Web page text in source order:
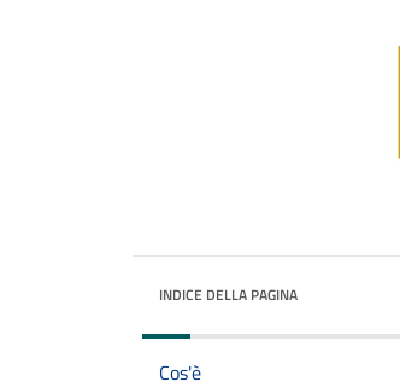
INDICE DELLA PAGINA
Cos'è